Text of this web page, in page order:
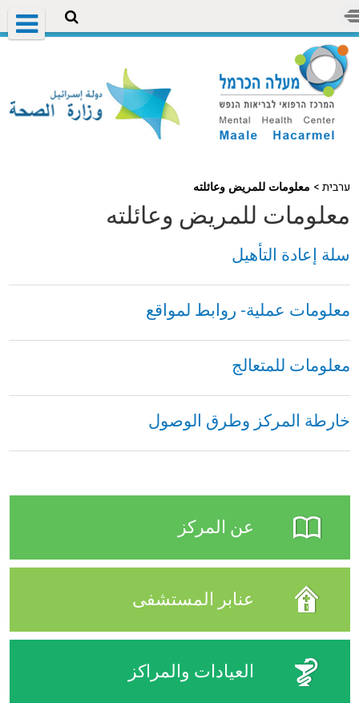
ערבית > معلومات للمريض وعائلته
معلومات للمريض وعائلته
سلة إعادة التأهيل
معلومات عملية- روابط لمواقع
معلومات للمتعالج
خارطة المركز وطرق الوصول
عن المركز
عنابر المستشفى
العيادات والمراكز